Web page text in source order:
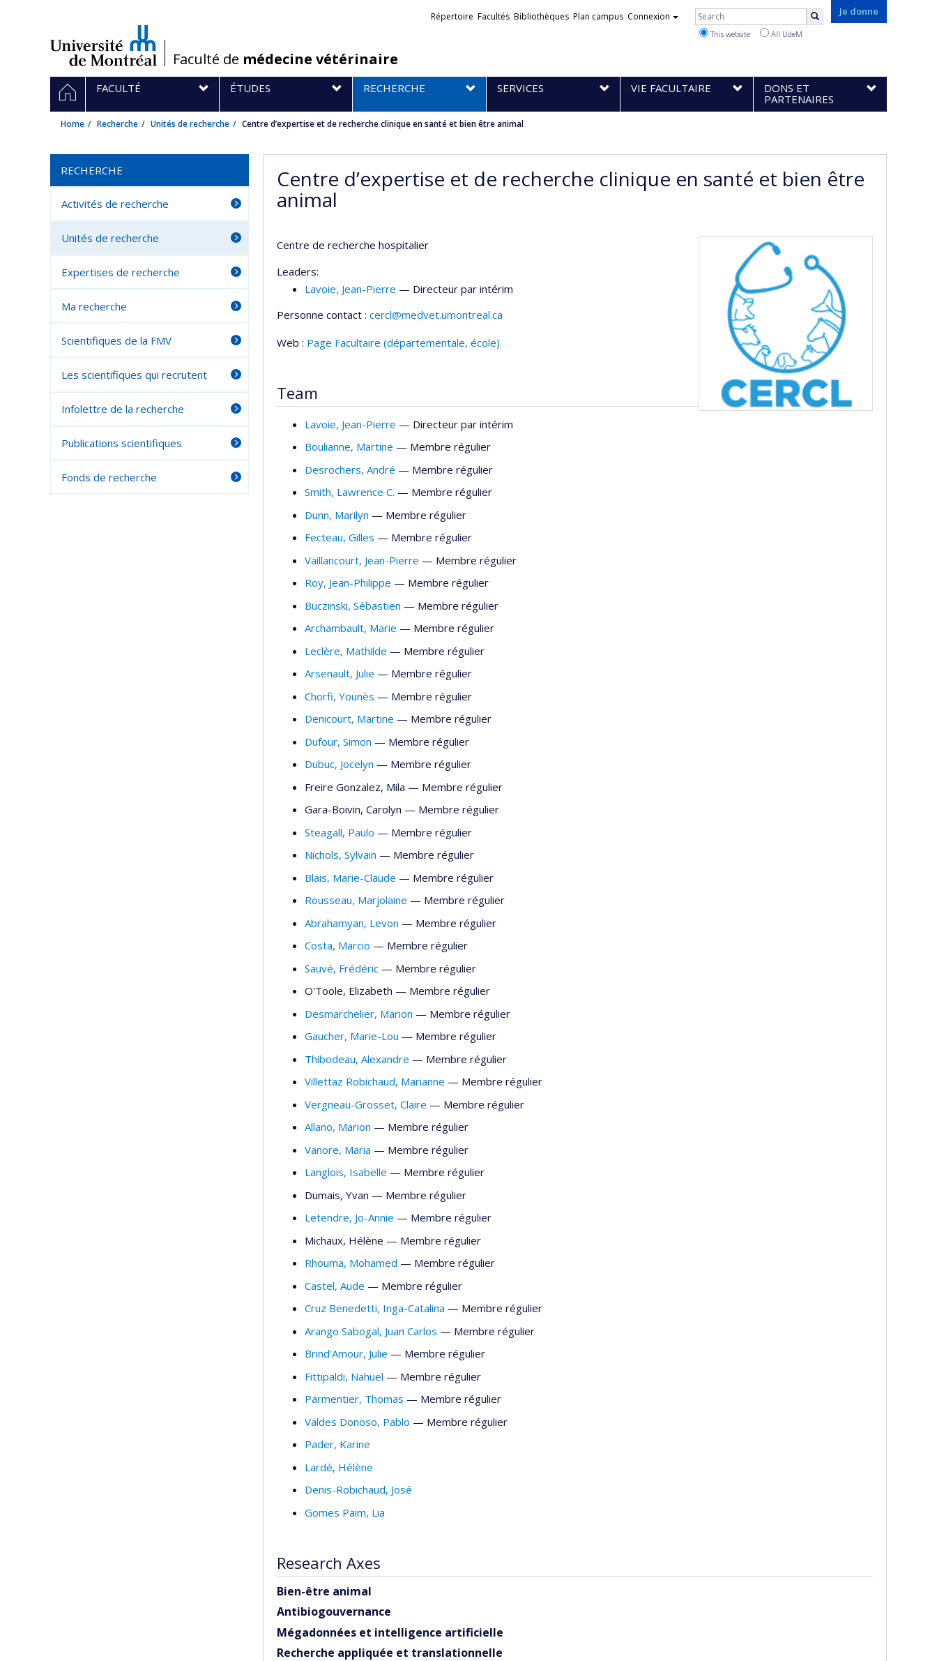
/Faculté de médecine vétérinaire
Je donne
Liens
Répertoire Facultés Bibliothèques Plan campus Connexion Rechercher
This website All UdeM
Navigation
principale
HOMEFACULTÉ ÉTUDES RECHERCHE SERVICES VIE FACULTAIRE
DONS ET
PARTENAIRES
Home Recherche Unités de recherche Centre d’expertise et de recherche clinique en santé et bien être animal
Centre d’expertise et de recherche clinique en santé et bien être
animal
Centre de recherche hospitalier
Leaders:
Lavoie, Jean-Pierre — Directeur par intérim
Personne contact : cercl@medvet.umontreal.ca
Web : Page Facultaire (départementale, école)
Team
Lavoie, Jean-Pierre — Directeur par intérim
Boulianne, Martine — Membre régulier
Desrochers, André — Membre régulier
Smith, Lawrence C. — Membre régulier
Dunn, Marilyn — Membre régulier
Fecteau, Gilles — Membre régulier
Vaillancourt, Jean-Pierre — Membre régulier
Roy, Jean-Philippe — Membre régulier
Buczinski, Sébastien — Membre régulier
Archambault, Marie — Membre régulier
Leclère, Mathilde — Membre régulier
Arsenault, Julie — Membre régulier
Chorfi, Younès — Membre régulier
Denicourt, Martine — Membre régulier
Dufour, Simon — Membre régulier
Dubuc, Jocelyn — Membre régulier
Freire Gonzalez, Mila — Membre régulier
Gara-Boivin, Carolyn — Membre régulier
Steagall, Paulo — Membre régulier
Nichols, Sylvain — Membre régulier
Blais, Marie-Claude — Membre régulier
Rousseau, Marjolaine — Membre régulier
Abrahamyan, Levon — Membre régulier
Costa, Marcio — Membre régulier
Sauvé, Frédéric — Membre régulier
O'Toole, Elizabeth — Membre régulier
Desmarchelier, Marion — Membre régulier
Gaucher, Marie-Lou — Membre régulier
Thibodeau, Alexandre — Membre régulier
Villettaz Robichaud, Marianne — Membre régulier
Vergneau-Grosset, Claire — Membre régulier
Allano, Marion — Membre régulier
Vanore, Maria — Membre régulier
Langlois, Isabelle — Membre régulier
Dumais, Yvan — Membre régulier
Letendre, Jo-Annie — Membre régulier
Michaux, Hélène — Membre régulier
Rhouma, Mohamed — Membre régulier
Castel, Aude — Membre régulier
Cruz Benedetti, Inga-Catalina — Membre régulier
Arango Sabogal, Juan Carlos — Membre régulier
Brind'Amour, Julie — Membre régulier
Fittipaldi, Nahuel — Membre régulier
Parmentier, Thomas — Membre régulier
Valdes Donoso, Pablo — Membre régulier
Pader, Karine
Lardé, Hélène
Denis-Robichaud, José
Gomes Paim, Lia
Research Axes
Bien-être animal
Antibiogouvernance
Mégadonnées et intelligence artificielle
Recherche appliquée et translationnelle
RECHERCHE
Activités de recherche
Unités de recherche
Expertises de recherche
Ma recherche
Scientifiques de la FMV
Les scientifiques qui recrutent
Infolettre de la recherche
Publications scientifiques
Fonds de recherche